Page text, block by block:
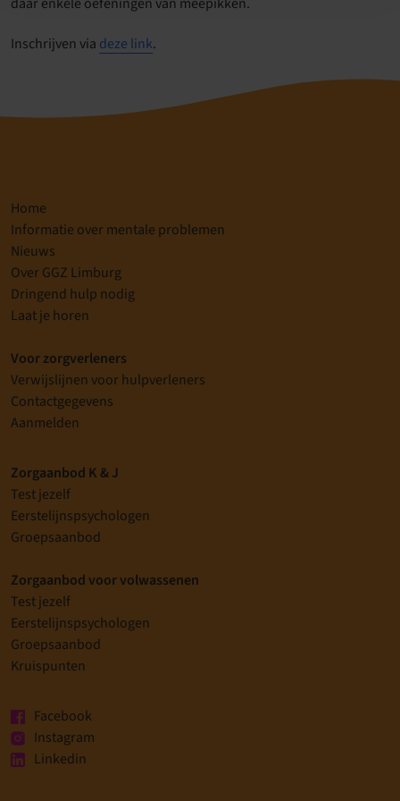
Inschrijven via deze link.
Home
Informatie over mentale problemen
Nieuws
Over GGZ Limburg
Dringend hulp nodig
Laat je horen
Voor zorgverleners
Verwijslijnen voor hulpverleners
Contactgegevens
Aanmelden
Zorgaanbod K & J
Test jezelf
Eerstelijnspsychologen
Groepsaanbod
Zorgaanbod voor volwassenen
Test jezelf
Eerstelijnspsychologen
Groepsaanbod
Kruispunten
Facebook
Instagram
Linkedin